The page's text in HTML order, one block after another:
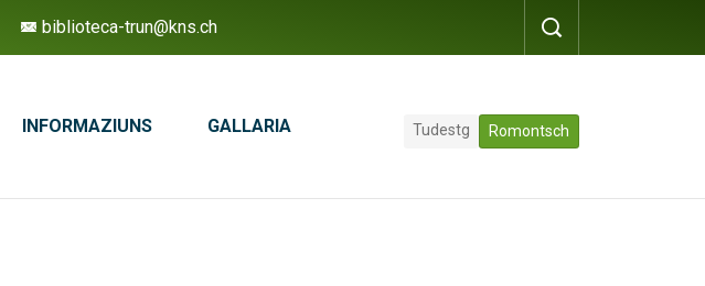
biblioteca-trun@kns.ch
INFORMAZIUNS GALLARIA Tudestg Romontsch